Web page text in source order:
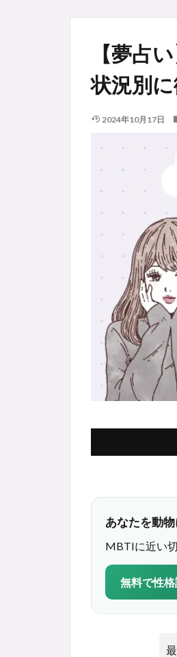
【夢占
状況別に
2024年10月17日
あなたを動
MBTIに近い
無料で性